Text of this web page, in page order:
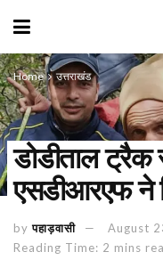
Home उत्तराखंड
डोडीताल ट्रैक
एसडीआरएफ ने
by पहाड़वासी
August
Reading Time: 2 mins